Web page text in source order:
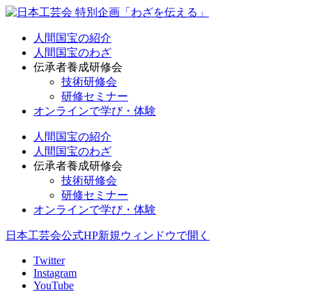
人間国宝の紹介
人間国宝のわざ
伝承者養成研修会
技術研修会
研修セミナー
オンラインで学び・体験
人間国宝の紹介
人間国宝のわざ
伝承者養成研修会
技術研修会
研修セミナー
オンラインで学び・体験
日本工芸会公式HP新規ウィンドウで開く
Twitter
Instagram
YouTube